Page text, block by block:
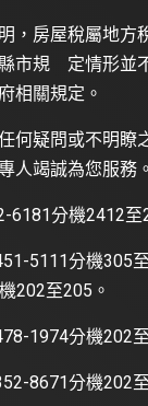
，房屋稅屬地方
市規 定情形並
相關規定。
何疑問或不明瞭
人竭誠為您服務。
分機2412至
5111分機305
202至205。
1974分機202
8671分機202